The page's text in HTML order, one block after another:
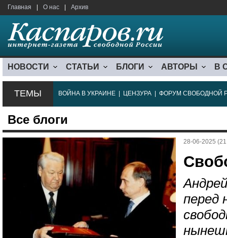
Главная О нас Архив
НОВОСТИ СТАТЬИ БЛОГИ АВТОРЫ В
ТЕМЫ ВОЙНА В УКРАИНЕ ЦЕНЗУРА ФОРУМ СВОБОДНОЙ
Все блоги
28-06-2025
перед